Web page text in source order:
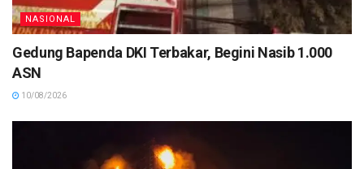
NASIONAL
Gedung Bapenda DKI Terbakar, Begini Nasib 1.000
ASN
10/08/2026